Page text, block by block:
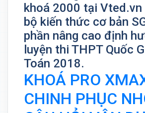
khoá 2000 tại Vted.vn
bộ kiến thức cơ bản
phần nâng cao định
luyện thi THPT Quốc
Toán 2018.
KHOÁ PRO
CHINH PHỤC